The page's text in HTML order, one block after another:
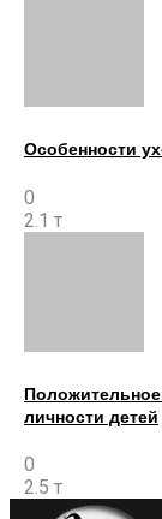
Особенности
0
2.1 т
личности детей
0
2.5 т